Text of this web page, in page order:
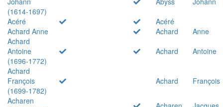
(1614-1697)
Acéré
Acéré
Achard Anne
Achard
Anne
Achard
Antoine
(1696-1772)
Achard
Antoine
Achard
François
(1699-1782)
Achard
François
Acharen